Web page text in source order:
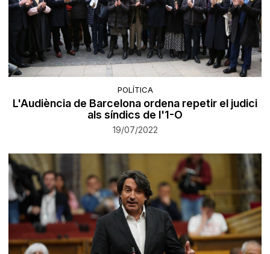
POLÍTICA
L'Audiència de Barcelona ordena repetir el judici
als síndics de l'1-O
19/07/2022